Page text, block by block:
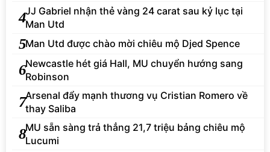
4JJ Gabriel nhận thẻ vàng 24 carat sau kỷ lục tại
Man Utd
5Man Utd được chào mời chiêu mộ Djed Spence
6Newcastle hét giá Hall, MU chuyển hướng sang
Robinson
7Arsenal đẩy mạnh thương vụ Cristian Romero về
thay Saliba
8MU sẵn sàng trả thẳng 21,7 triệu bảng chiêu mộ
Lucumi